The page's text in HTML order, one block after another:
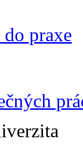
praxe